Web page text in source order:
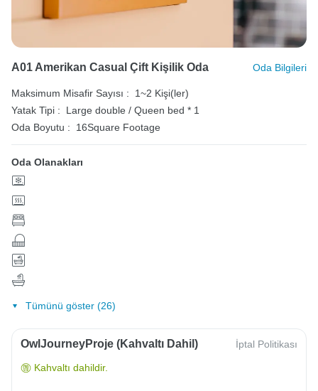
A01 Amerikan Casual Çift Kişilik Oda Oda Bilgileri
Maksimum Misafir Sayısı :
1~2 Kişi(ler)
Yatak Tipi :
Large double / Queen bed * 1
Oda Boyutu :
16Square Footage
Oda Olanakları
Tümünü göster (26)
OwlJourneyProje (Kahvaltı Dahil) İptal Politikası
Kahvaltı dahildir.